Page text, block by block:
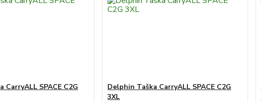
CarryALL SPACE C2G
Delphin Taška CarryALL SPACE C2G
3XL